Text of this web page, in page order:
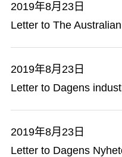
2019年8月23日
Letter to The
2019年8月23日
Letter to Dagens
2019年8月23日
Letter to Dagens